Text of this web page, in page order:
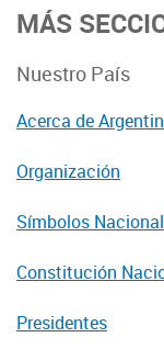
MÁS
Nuestro País
Acerca de
Organización
Símbolos
Constitución
Presidentes